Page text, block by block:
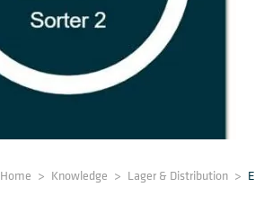
Home > Knowledge > Lager & Distribution >